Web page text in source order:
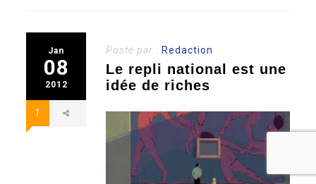
Jan
08
2012
1
Posté par : Redaction
Le repli national est une
idée de riches